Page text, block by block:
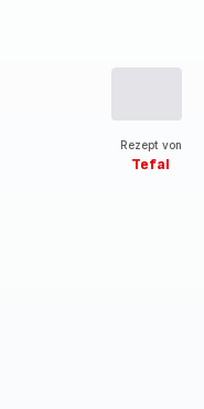
Rezept von
Tefal